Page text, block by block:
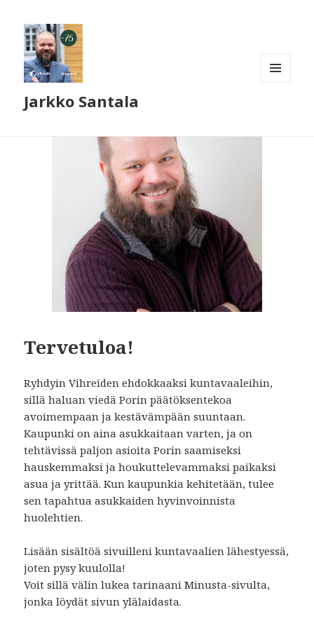
Jarkko Santala
Tervetuloa!
Ryhdyin Vihreiden ehdokkaaksi kuntavaaleihin,
sillä haluan viedä Porin päätöksentekoa
avoimempaan ja kestävämpään suuntaan.
Kaupunki on aina asukkaitaan varten, ja on
tehtävissä paljon asioita Porin saamiseksi
hauskemmaksi ja houkuttelevammaksi paikaksi
asua ja yrittää. Kun kaupunkia kehitetään, tulee
sen tapahtua asukkaiden hyvinvoinnista
huolehtien.
Lisään sisältöä sivuilleni kuntavaalien lähestyessä,
joten pysy kuulolla!
Voit sillä välin lukea tarinaani Minusta-sivulta,
jonka löydät sivun ylälaidasta.